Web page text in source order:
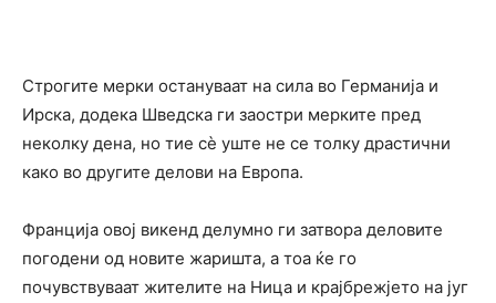
Строгите мерки остануваат на сила во Германија и
Ирска, додека Шведска ги заостри мерките пред
неколку дена, но тие сè уште не се толку драстични
како во другите делови на Европа.
Франција овој викенд делумно ги затвора деловите
погодени од новите жаришта, а тоа ќе го
почувствуваат жителите на Ница и крајбрежјето на југ